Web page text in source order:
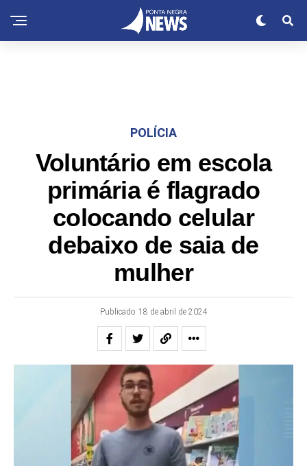
POLÍCIA
Voluntário em escola
primária é flagrado
colocando celular
debaixo de saia de
mulher
Publicado 18 de abril de 2024